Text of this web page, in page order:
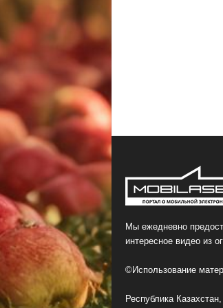
Мы ежедневно
интересное видео из
©Использование
Республика